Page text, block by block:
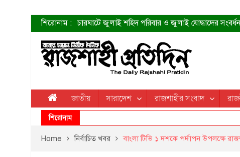
শিরোনাম : চারঘাটে জুলাই শহিদ পরিবার ও জুলাই যোদ্ধাদের
শহীদদের প্রত্যাশা এখনো পূরণ হয়নি: ডা. শফিকুর রহমান
ত্বক ভালো রাখতে যে ৫ কাজ করবেন
জুলাই স্মৃতি জাদুঘরের দুয়ার খুলেছে উদ্বোধন করলেন
শাহরুখের নতুন সিনেমার লুক
কোয়ার্টার ফাইনালে নেইমারের দুর্দান্ত অ্যাসিস্টে সান্তোস
ডেনিস লিয়ামিন রাশিয়ার ড্রোন বাহিনীর প্রধান হলেন
জুলাই শহিদদের আত্মত্যাগ জাতি চিরকাল শ্রদ্ধার সাথে
জাতীয় সারাদেশ রাজশাহীর সংবাদ
শিরোনাম
Home নির্বাচিত খবর বাংলা টিভি ১ দশকে পর্দাপন উপলক্ষে